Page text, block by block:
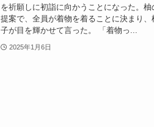
を祈願しに初詣に向かうことになった。柚
提案で、全員が着物を着ることに決まり、
子が目を輝かせて言った。 「着物っ...
2025年1月6日